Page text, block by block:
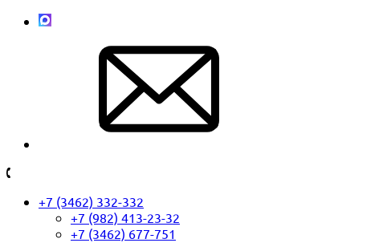
+7 (3462) 332-332
+7 (982) 413-23-32
+7 (3462) 677-751